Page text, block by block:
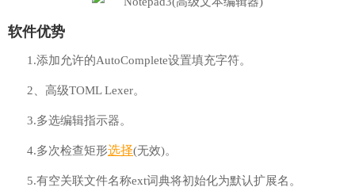
软件优势
1.添加允许的AutoComplete设置填充字符。
2、高级TOML Lexer。
3.多选编辑指示器。
4.多次检查矩形选择(无效)。
5.有空关联文件名称ext词典将初始化为默认扩展名。